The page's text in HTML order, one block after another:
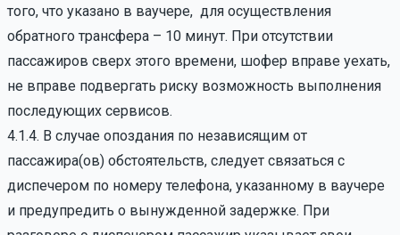
того, что указано в ваучере, для осуществления
обратного трансфера – 10 минут. При отсутствии
пассажиров сверх этого времени, шофер вправе уехать,
не вправе подвергать риску возможность выполнения
последующих сервисов.
4.1.4. В случае опоздания по независящим от
пассажира(ов) обстоятельств, следует связаться с
диспечером по номеру телефона, указанному в ваучере
и предупредить о вынужденной задержке. При